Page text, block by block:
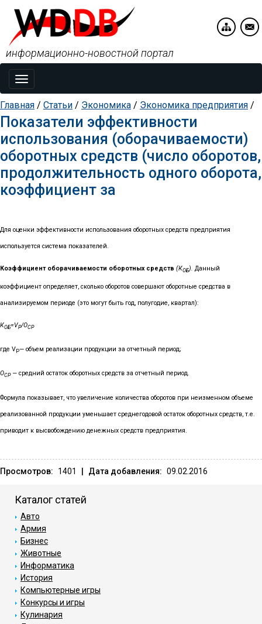
Toggle
navigation
информационно-новостной портал
Главная / Статьи / Экономика / Экономика предприятия /
Показатели эффективности
использования (оборачиваемости)
оборотных средств (число оборотов,
продолжительность одного оборота,
коэффициент за
Для оценки эффективности использования оборотных средств предприятия
используется система показателей.
Коэффициент оборачиваемости оборотных средств (КОБ). Данный
коэффициент определяет, сколько оборотов совершают обо­ротные средства в
анализируемом периоде (это могут быть год, полугодие, квартал):
КОБ=VP/OCP
где VP— объем реализации продукции за отчетный период;
ОСР— средний остаток оборотных средств за отчетный период.
Формула показывает, что увеличение количества оборотов при неизменном объеме
реализованной продукции уменьшает среднегодовой остаток оборотных средств, т.е.
приводит к высвобождению денежных средств предприятия.
Просмотров: 1401 | Дата добавления: 09.02.2016
Каталог статей
Авто
Армия
Бизнес
Животные
Информатика
История
Компьютерные игры
Конкурсы и игры
Кулинария